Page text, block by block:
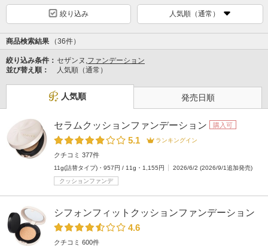
絞り込み 人気順（通常）
商品検索結果 （36件）
絞り込み条件： セザンヌ,ファンデーション
並び替え順：
人気順（通常）
人気順 発売日順
セラムクッションファンデーション 購入可
5.1 ランキングイン
クチコミ 377件
11g(詰替タイプ)・957円 / 11g・1,155円
2026/6/2 (2026/9/1追加発売)
クッションファンデ
シフォンフィットクッションファンデーション
4.6
クチコミ 600件